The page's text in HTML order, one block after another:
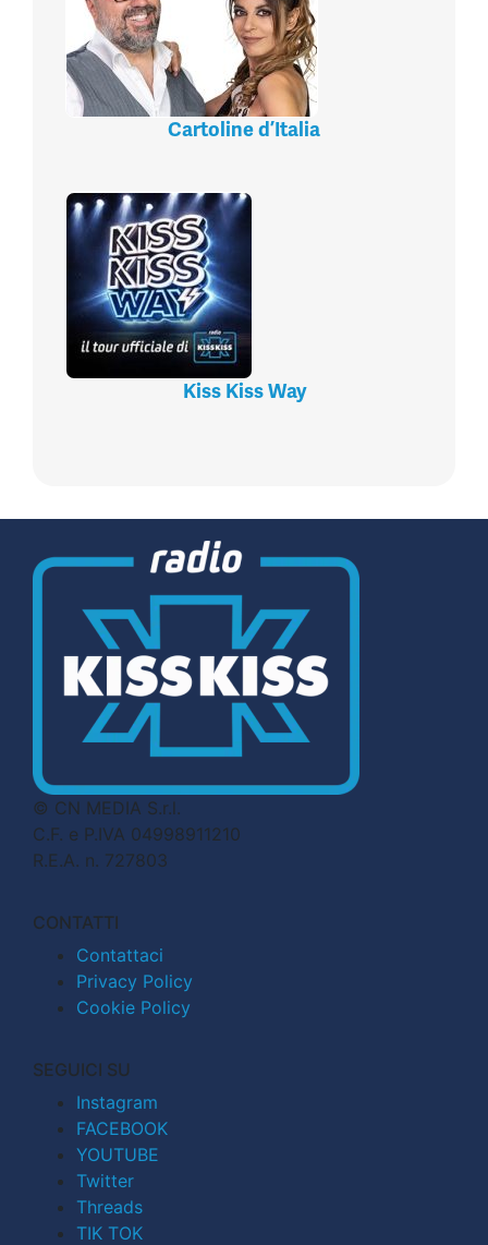
Cartoline d’Italia
Kiss Kiss Way
© CN MEDIA S.r.l.
C.F. e P.IVA 04998911210
R.E.A. n. 727803
CONTATTI
Contattaci
Privacy Policy
Cookie Policy
SEGUICI SU
Instagram
FACEBOOK
YOUTUBE
Twitter
Threads
TIK TOK